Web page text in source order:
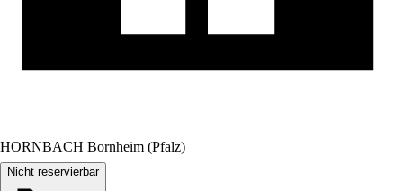
HORNBACH Bornheim (Pfalz)
Nicht reservierbar